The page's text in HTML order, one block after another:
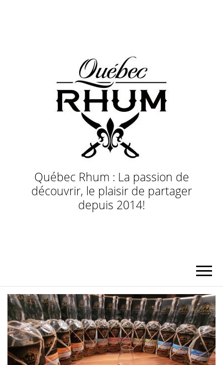
Québec Rhum : La passion de
découvrir, le plaisir de partager
depuis 2014!